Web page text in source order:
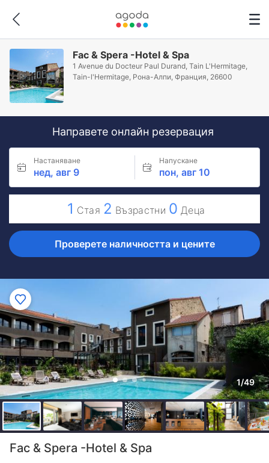
Fac & Spera -Hotel & Spa
1 Avenue du Docteur Paul Durand, Tain L'Hermitage,
Tain-l'Hermitage, Рона-Алпи, Франция, 26600
Направете онлайн резервация
Настаняване
нед, авг 9
Напускане
пон, авг 10
1 Стая 2 Възрастни 0 Деца
Проверете наличността и цените
1/49
Fac & Spera -Hotel & Spa